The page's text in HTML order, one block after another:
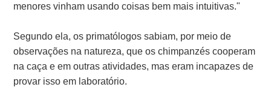
menores vinham usando coisas bem mais intuitivas."
Segundo ela, os primatólogos sabiam, por meio de
observações na natureza, que os chimpanzés cooperam
na caça e em outras atividades, mas eram incapazes de
provar isso em laboratório.